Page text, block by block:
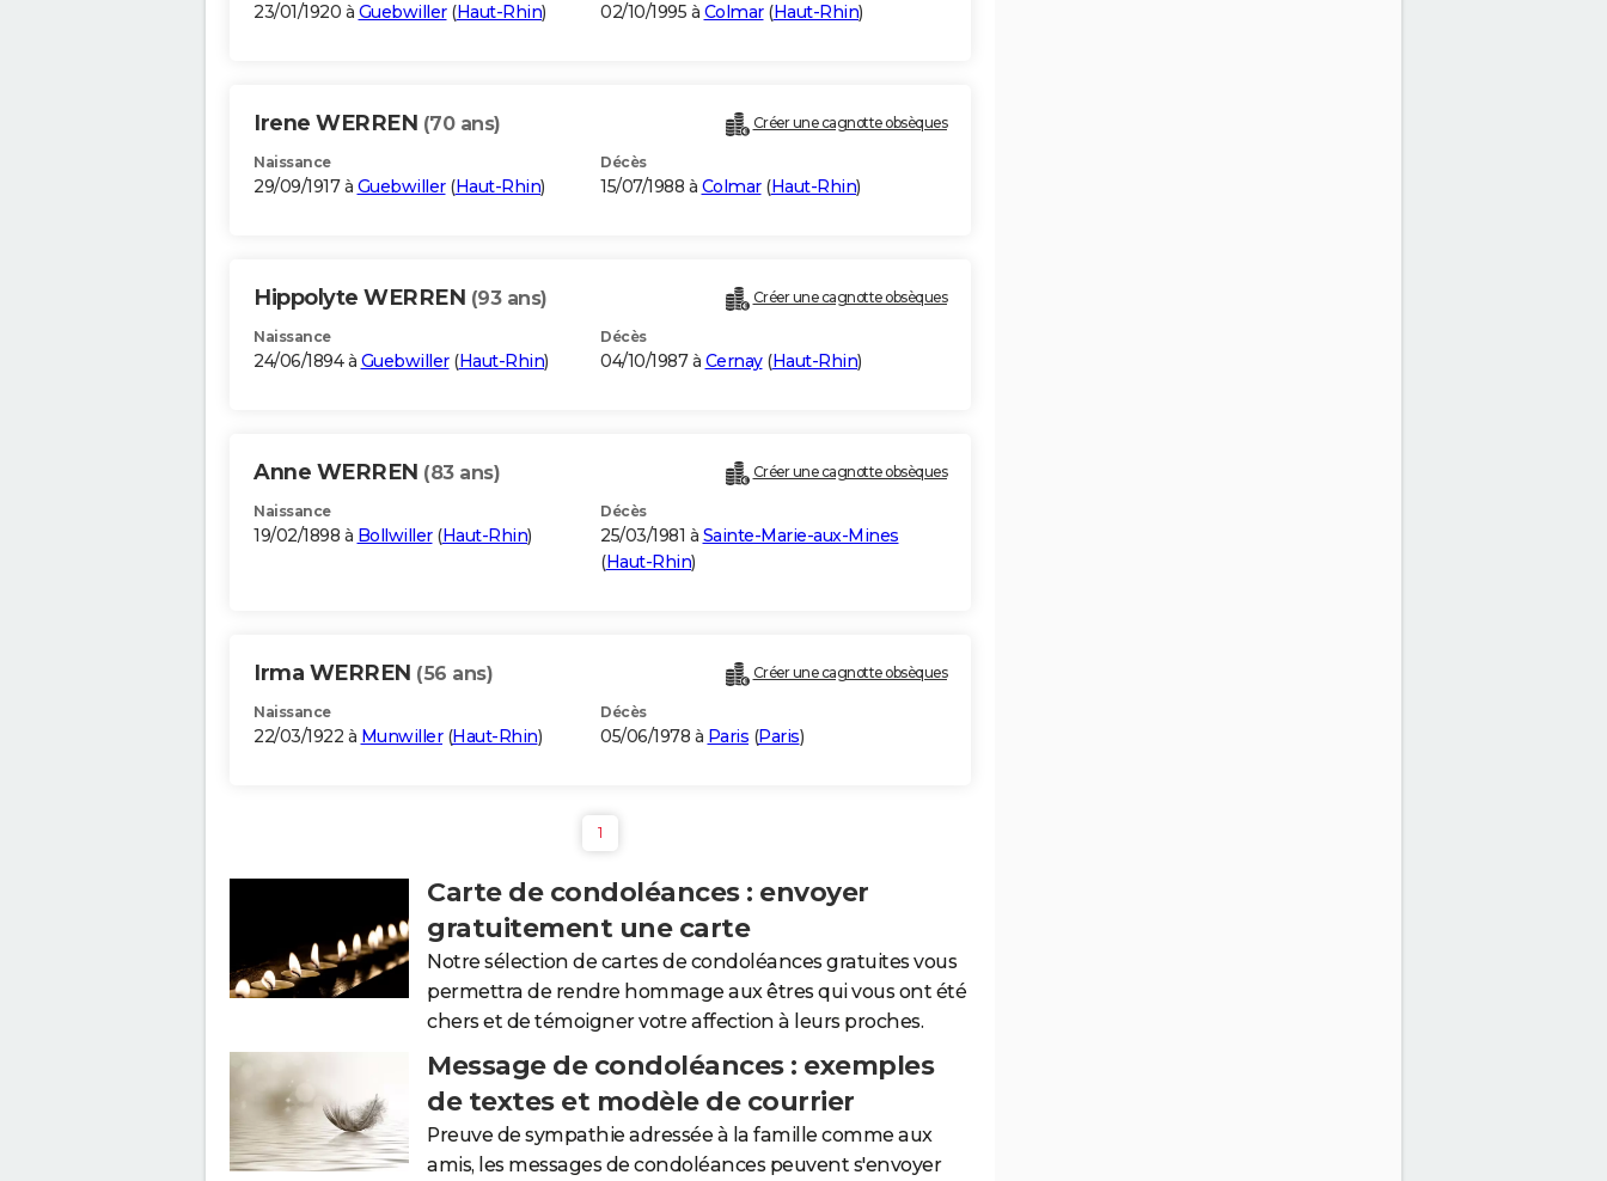
23/01/1920 à Guebwiller(Haut-Rhin) 02/10/1995 à Colmar(Haut-Rhin)
Irene WERREN (70 ans) Créer une cagnotte obsèques
Naissance
29/09/1917 à Guebwiller(Haut-Rhin)
Décès
15/07/1988 à Colmar(Haut-Rhin)
Hippolyte WERREN (93 ans) Créer une cagnotte obsèques
Naissance
24/06/1894 à Guebwiller(Haut-Rhin)
Décès
04/10/1987 à Cernay(Haut-Rhin)
Anne WERREN (83 ans) Créer une cagnotte obsèques
Naissance
19/02/1898 à Bollwiller(Haut-Rhin)
Décès
25/03/1981 à Sainte-Marie-aux-Mines
(Haut-Rhin)
Irma WERREN (56 ans) Créer une cagnotte obsèques
Naissance
22/03/1922 à Munwiller(Haut-Rhin)
Décès
05/06/1978 à Paris (Paris)
1
Carte de condoléances : envoyer
gratuitement une carte
Notre sélection de cartes de condoléances gratuites vous
permettra de rendre hommage aux êtres qui vous ont été
chers et de témoigner votre affection à leurs proches.
Message de condoléances : exemples
de textes et modèle de courrier
Preuve de sympathie adressée à la famille comme aux
amis, les messages de condoléances peuvent s'envoyer